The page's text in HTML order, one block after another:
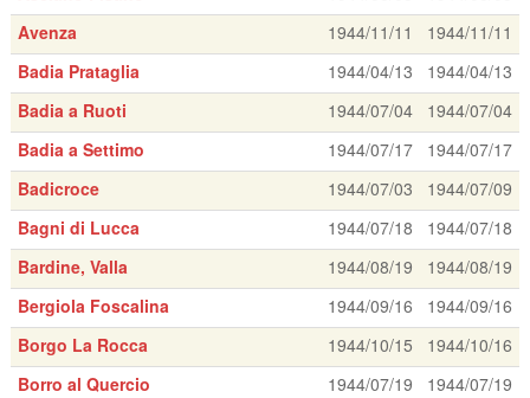
Avenza
1944/11/11
1944/11/11
Badia Prataglia
1944/04/13
1944/04/13
Badia a Ruoti
1944/07/04
1944/07/04
Badia a Settimo
1944/07/17
1944/07/17
Badicroce
1944/07/03
1944/07/09
Bagni di Lucca
1944/07/18
1944/07/18
Bardine, Valla
1944/08/19
1944/08/19
Bergiola Foscalina
1944/09/16
1944/09/16
Borgo La Rocca
1944/10/15
1944/10/16
Borro al Quercio
1944/07/19 1944/07/19